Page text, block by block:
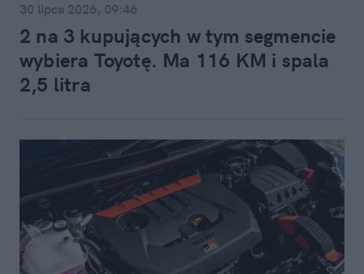
30 lipca 2026, 09:46
2 na 3 kupujących w tym segmencie
wybiera Toyotę. Ma 116 KM i spala
2,5 litra